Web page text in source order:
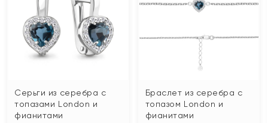
Серьги из серебра с
топазами London и
фианитами
Браслет из серебра с
топазом London и
фианитами